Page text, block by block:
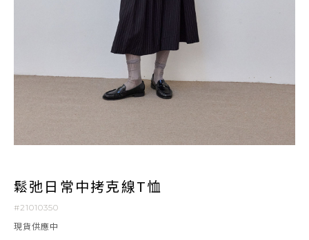
鬆弛日常中拷克線T恤
#21010350
現貨供應中